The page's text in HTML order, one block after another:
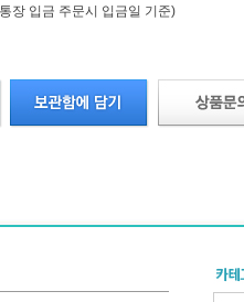
장 입금 주문시 입금일 기준)